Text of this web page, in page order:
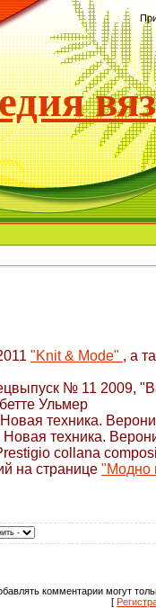
"Knit & Mode" , а
№ 11 2009,
Ульмер
техника.
техника.
collana
на странице "Модно
комментарии могут
[